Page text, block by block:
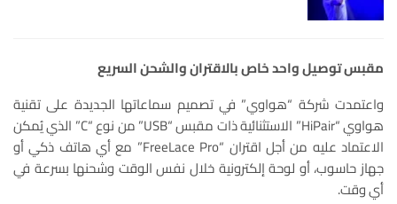
مقبس توصيل واحد خاص بالاقتران والشحن السريع
واعتمدت شركة “هواوي” في تصميم سماعاتها الجديدة على تقنية
هواوي “HiPair” الاستثنائية ذات مقبس “USB” من نوع “C” الذي يُمكن
الاعتماد عليه من أجل اقتران “FreeLace Pro” مع أي هاتف ذكي أو
جهاز حاسوب، أو لوحة إلكترونية خلال نفس الوقت وشحنها بسرعة في
أي وقت.